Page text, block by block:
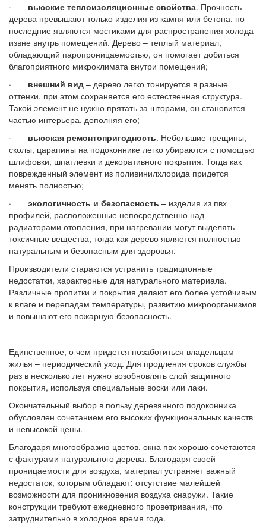
· высокие теплоизоляционные свойства. Прочность
дерева превышают только изделия из камня или бетона, но
последние являются мостиками для распространения холода
извне внутрь помещений. Дерево – теплый материал,
обладающий паропроницаемостью, он помогает добиться
благоприятного микроклимата внутри помещений;
· внешний вид – дерево легко тонируется в разные
оттенки, при этом сохраняется его естественная структура.
Такой элемент не нужно прятать за шторами, он становится
частью интерьера, дополняя его;
· высокая ремонтопригодность. Небольшие трещины,
сколы, царапины на подоконнике легко убираются с помощью
шлифовки, шпатлевки и декоративного покрытия. Тогда как
поврежденный элемент из поливинилхлорида придется
менять полностью;
· экологичность и безопасность – изделия из пвх
профилей, расположенные непосредственно над
радиаторами отопления, при нагревании могут выделять
токсичные вещества, тогда как дерево является полностью
натуральным и безопасным для здоровья.
Производители стараются устранить традиционные
недостатки, характерные для натурального материала.
Различные пропитки и покрытия делают его более устойчивым
к влаге и перепадам температуры, развитию микроорганизмов
и повышают его пожарную безопасность.
Единственное, о чем придется позаботиться владельцам
жилья – периодический уход. Для продления сроков службы
раз в несколько лет нужно возобновлять слой защитного
покрытия, используя специальные воски или лаки.
Окончательный выбор в пользу деревянного подоконника
обусловлен сочетанием его высоких функциональных качеств
и невысокой цены.
Благодаря многообразию цветов, окна пвх хорошо сочетаются
с фактурами натурального дерева. Благодаря своей
проницаемости для воздуха, материал устраняет важный
недостаток, которым обладают: отсутствие малейшей
возможности для проникновения воздуха снаружи. Такие
конструкции требуют ежедневного проветривания, что
затруднительно в холодное время года.